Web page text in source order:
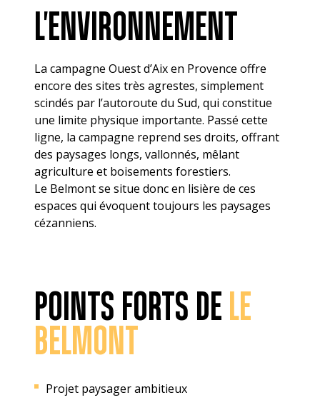
L'ENVIRONNEMENT
La campagne Ouest d’Aix en Provence offre
encore des sites très agrestes, simplement
scindés par l’autoroute du Sud, qui constitue
une limite physique importante. Passé cette
ligne, la campagne reprend ses droits, offrant
des paysages longs, vallonnés, mêlant
agriculture et boisements forestiers.
Le Belmont se situe donc en lisière de ces
espaces qui évoquent toujours les paysages
cézanniens.
POINTS FORTS DE LE
BELMONT
Projet paysager ambitieux